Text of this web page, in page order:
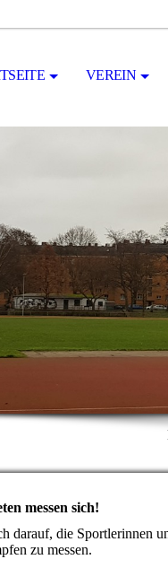
VEREIN
messen sich!
darauf, die Sportlerinnen
zu messen.